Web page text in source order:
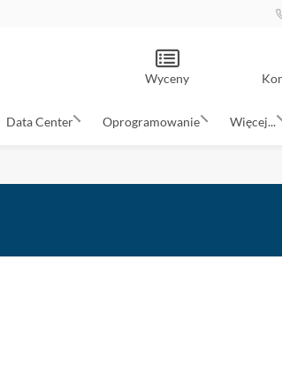
Wyceny
Data Center Oprogramowanie Więcej...